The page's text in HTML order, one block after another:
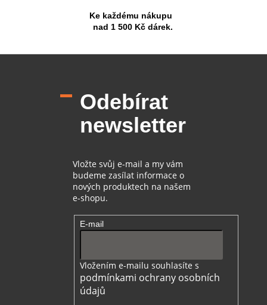
Ke každému nákupu
nad 1 500 Kč dárek.
Odebírat
newsletter
Vložte svůj e-mail a my vám
budeme zasílat informace o
nových produktech na našem
e-shopu.
E-mail
Vložením e-mailu souhlasíte s
podmínkami ochrany osobních
údajů